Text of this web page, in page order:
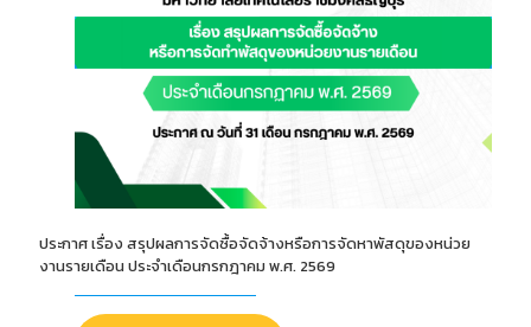
ประกาศ เรื่อง สรุปผลการจัดซื้อจัดจ้างหรือการจัดหาพัสดุของหน่วย
งานรายเดือน ประจำเดือนกรกฎาคม พ.ศ. 2569